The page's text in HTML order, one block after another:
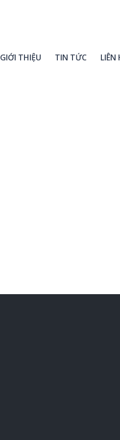
GIỚI THIỆU TIN TỨC LIÊN